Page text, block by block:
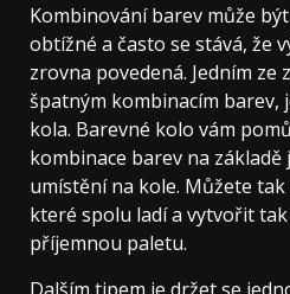
Kombinování barev může
obtížné a často se stává, že
zrovna povedená. Jedním
špatným kombinacím barev,
kola. Barevné kolo vám
kombinace barev na základě
umístění na kole. Můžete
které spolu ladí a vytvořit
příjemnou paletu.
Dalším tipem je držet se